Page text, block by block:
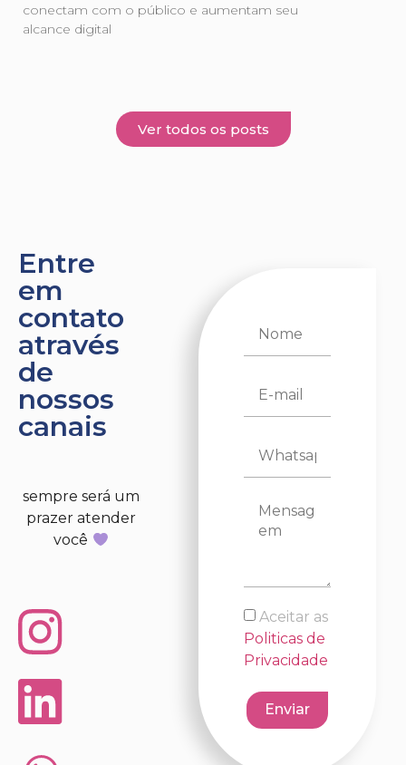
conectam com o público e aumentam seu
alcance digital
Ver todos os posts
Entre
em
contato
através
de
nossos
canais
sempre será um
prazer atender
você
Aceitar as
Politicas de
Privacidade
Enviar